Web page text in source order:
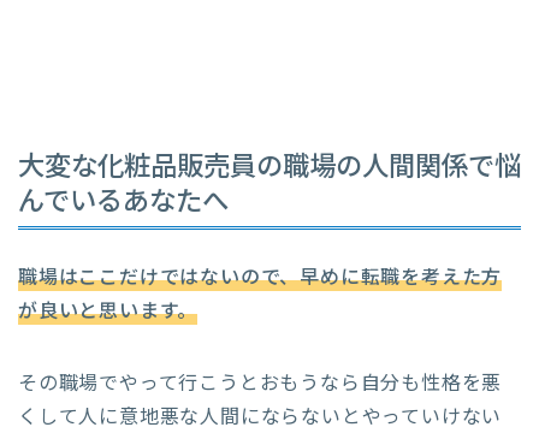
大変な化粧品販売員の職場の人間関係で悩
んでいるあなたへ
職場はここだけではないので、早めに転職を考えた方
が良いと思います。
その職場でやって行こうとおもうなら自分も性格を悪
くして人に意地悪な人間にならないとやっていけない